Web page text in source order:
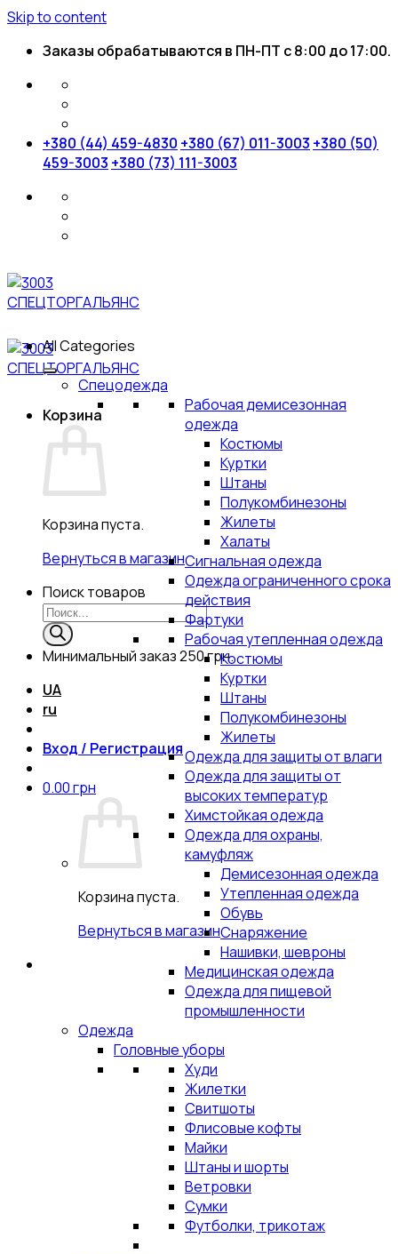
Skip to content
Заказы обрабатываются в ПН-ПТ с 8:00 до 17:00.
+380 (44) 459-4830 +380 (67) 011-3003 +380 (50)
459-3003 +380 (73) 111-3003
Корзина
Корзина пуста.
Вернуться в магазин
Поиск товаров
Минимальный заказ250 грн.
UA
ru
Вход / Регистрация
0.00грн
Корзина пуста.
Вернуться в магазин
All Categories
Спецодежда
Рабочая демисезонная
одежда
Костюмы
Куртки
Штаны
Полукомбинезоны
Жилеты
Халаты
Сигнальная одежда
Одежда ограниченного срока
действия
Фартуки
Рабочая утепленная одежда
Костюмы
Куртки
Штаны
Полукомбинезоны
Жилеты
Одежда для защиты от влаги
Одежда для защиты от
высоких температур
Химстойкая одежда
Одежда для охраны,
камуфляж
Демисезонная одежда
Утепленная одежда
Обувь
Снаряжение
Нашивки, шевроны
Медицинская одежда
Одежда для пищевой
промышленности
Одежда
Головные уборы
Худи
Жилетки
Свитшоты
Флисовые кофты
Майки
Штаны и шорты
Ветровки
Сумки
Футболки, трикотаж